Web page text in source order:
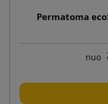
Permatoma
nuo